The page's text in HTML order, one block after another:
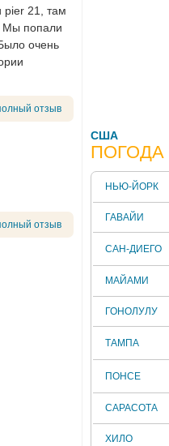
pier 21, там
Мы попали
очень
отзыв
отзыв
США
ПОГОДА
НЬЮ-ЙОРК
ГАВАЙИ
САН-ДИЕГО
МАЙАМИ
ГОНОЛУЛУ
ТАМПА
ПОНСЕ
САРАСОТА
ХИЛО